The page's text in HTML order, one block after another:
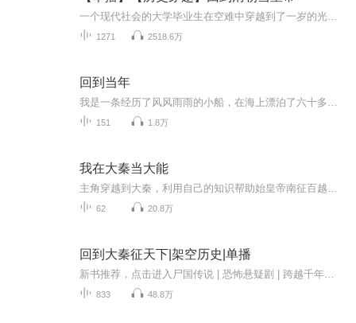
1271 2518.6万
回到当年
151 1.8万
我在大秦当大能
62 20.8万
回到大秦征天下|架空历史|单播
833 48.8万